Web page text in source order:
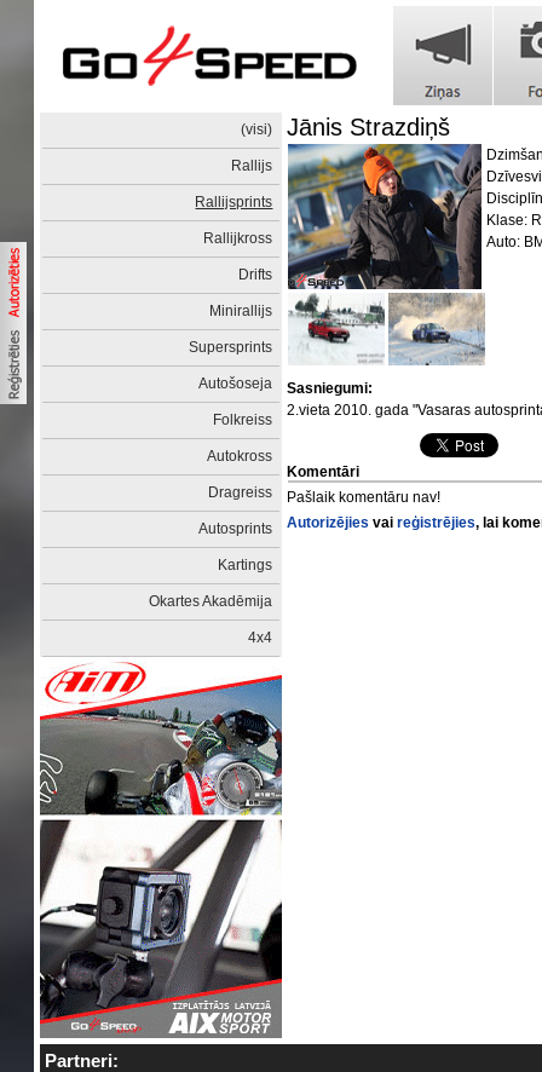
(visi)
Rallijs
Rallijsprints
Rallijkross
Drifts
Minirallijs
Supersprints
Autošoseja
Folkreiss
Autokross
Dragreiss
Autosprints
Kartings
Okartes Akadēmija
4x4
Jānis Strazdiņš
Klase:
Auto:
Sasniegumi:
2.vieta 2010. gada "Vasaras
Komentāri
Pašlaik komentāru nav!
Autorizējies vaireģistrējies, lai
Partneri: